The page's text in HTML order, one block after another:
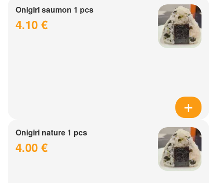
Onigiri saumon 1 pcs
4.10 €
Onigiri nature 1 pcs
4.00 €